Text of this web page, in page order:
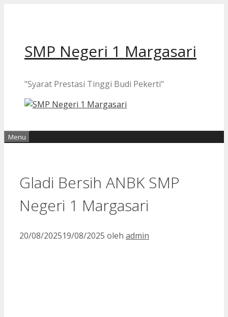
SMP Negeri 1 Margasari
"Syarat Prestasi Tinggi Budi Pekerti"
Menu
Gladi Bersih ANBK SMP
Negeri 1 Margasari
20/08/202519/08/2025 oleh admin